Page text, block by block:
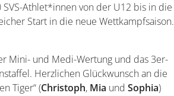
SVS-Athlet*innen von der U12 bis in die
Start in die neue Wettkampfsaison.
Mini- und Medi-Wertung und das 3er-
Herzlichen Glückwunsch an die
Tiger“ (Christoph, Mia und Sophia)